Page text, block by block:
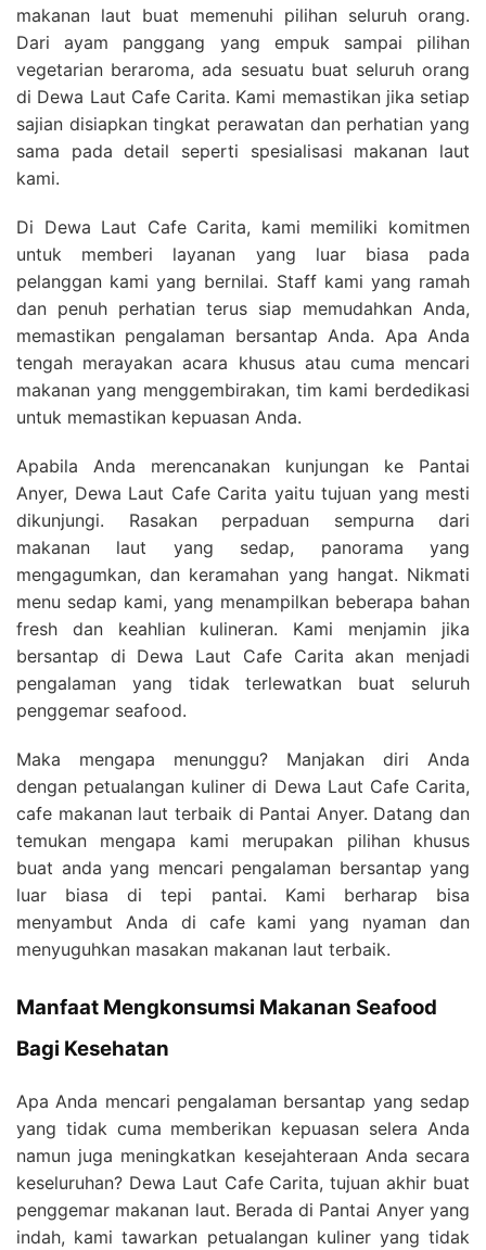
makanan laut buat memenuhi pilihan seluruh orang.
Dari ayam panggang yang empuk sampai pilihan
vegetarian beraroma, ada sesuatu buat seluruh orang
di Dewa Laut Cafe Carita. Kami memastikan jika setiap
sajian disiapkan tingkat perawatan dan perhatian yang
sama pada detail seperti spesialisasi makanan laut
kami.
Di Dewa Laut Cafe Carita, kami memiliki komitmen
untuk memberi layanan yang luar biasa pada
pelanggan kami yang bernilai. Staff kami yang ramah
dan penuh perhatian terus siap memudahkan Anda,
memastikan pengalaman bersantap Anda. Apa Anda
tengah merayakan acara khusus atau cuma mencari
makanan yang menggembirakan, tim kami berdedikasi
untuk memastikan kepuasan Anda.
Apabila Anda merencanakan kunjungan ke Pantai
Anyer, Dewa Laut Cafe Carita yaitu tujuan yang mesti
dikunjungi. Rasakan perpaduan sempurna dari
makanan laut yang sedap, panorama yang
mengagumkan, dan keramahan yang hangat. Nikmati
menu sedap kami, yang menampilkan beberapa bahan
fresh dan keahlian kulineran. Kami menjamin jika
bersantap di Dewa Laut Cafe Carita akan menjadi
pengalaman yang tidak terlewatkan buat seluruh
penggemar seafood.
Maka mengapa menunggu? Manjakan diri Anda
dengan petualangan kuliner di Dewa Laut Cafe Carita,
cafe makanan laut terbaik di Pantai Anyer. Datang dan
temukan mengapa kami merupakan pilihan khusus
buat anda yang mencari pengalaman bersantap yang
luar biasa di tepi pantai. Kami berharap bisa
menyambut Anda di cafe kami yang nyaman dan
menyuguhkan masakan makanan laut terbaik.
Manfaat Mengkonsumsi Makanan Seafood
Bagi Kesehatan
Apa Anda mencari pengalaman bersantap yang sedap
yang tidak cuma memberikan kepuasan selera Anda
namun juga meningkatkan kesejahteraan Anda secara
keseluruhan? Dewa Laut Cafe Carita, tujuan akhir buat
penggemar makanan laut. Berada di Pantai Anyer yang
indah, kami tawarkan petualangan kuliner yang tidak